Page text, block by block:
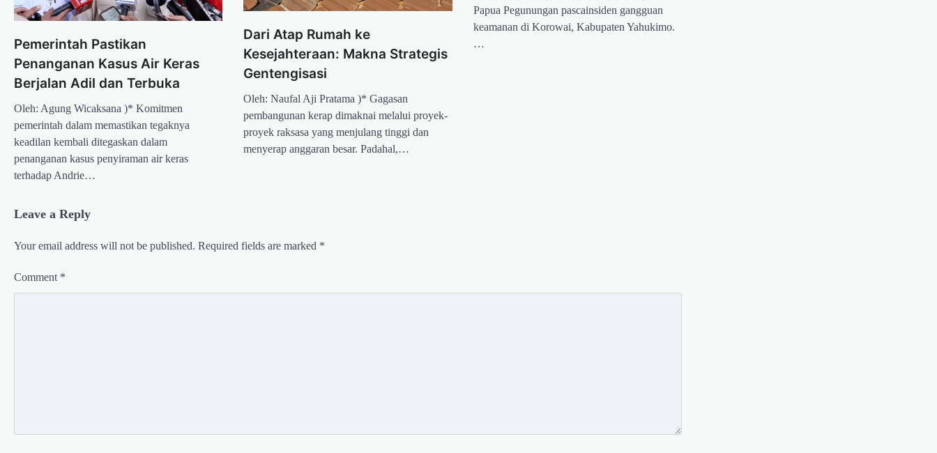
Pemerintah Pastikan
Penanganan Kasus Air Keras
Berjalan Adil dan Terbuka
Oleh: Agung Wicaksana )* Komitmen
pemerintah dalam memastikan tegaknya
keadilan kembali ditegaskan dalam
penanganan kasus penyiraman air keras
terhadap Andrie…
Dari Atap Rumah ke
Kesejahteraan: Makna Strategis
Gentengisasi
Oleh: Naufal Aji Pratama )* Gagasan
pembangunan kerap dimaknai melalui proyek-
proyek raksasa yang menjulang tinggi dan
menyerap anggaran besar. Padahal,…
Papua Pegunungan pascainsiden gangguan
keamanan di Korowai, Kabupaten Yahukimo.
…
Leave a Reply
Your email address will not be published. Required fields are marked *
Comment *